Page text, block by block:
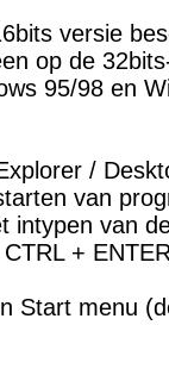
versie
op de
95/98 en
/
van
intypen van
+
Start menu